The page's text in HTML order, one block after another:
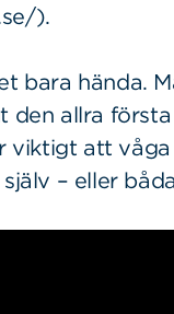
).
bara hända.
den allra
viktigt att
– eller